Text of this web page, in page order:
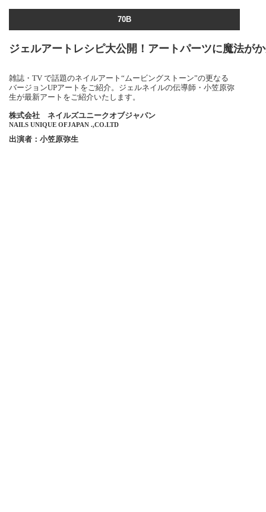
70B
ジェルアートレシピ大公開！アートパーツに魔法が
雑誌・TV で話題のネイルアート“ムービングストーン”の更なる
バージョンUPアートをご紹介。ジェルネイルの伝導師・小笠原弥
生が最新アートをご紹介いたします。
株式会社 ネイルズユニークオブジャパン
NAILS UNIQUE OFJAPAN .,CO.LTD
出演者：小笠原弥生